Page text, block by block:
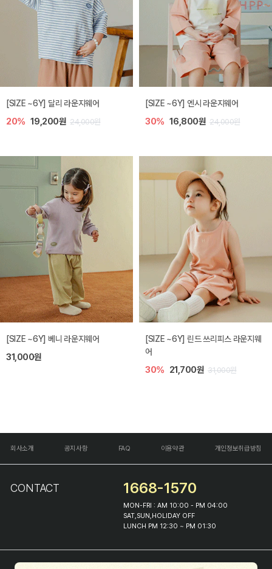
[SIZE ~6Y] 달리 라운지웨어
20% 19,200원 24,000원
[SIZE ~6Y] 엔시 라운지웨어
30% 16,800원 24,000원
[SIZE ~6Y] 베니 라운지웨어
31,000원
[SIZE ~6Y] 린드 쓰리피스 라운지웨
어
30% 21,700원 31,000원
회사소개 공지사항 FAQ 이용약관 개인정보취급방침
CONTACT 1668-1570
MON-FRI : AM 10:00 - PM 04:00
SAT,SUN,HOLIDAY OFF
LUNCH PM 12:30 ~ PM 01:30